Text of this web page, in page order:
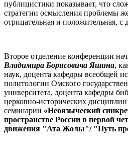
публицистики показывает, что
стратегии осмысления проблемы
отрицательная и положительная,
Второе отделение конференции
Владимира Борисовича Яшина,
наук, доцента кафедры всеобщей
политологии Омского
университета, доцента кафедры
церковно-исторических
семинарии «Неоязыческий
пространстве России в первой
движения "Ата Жолы"/ "Путь